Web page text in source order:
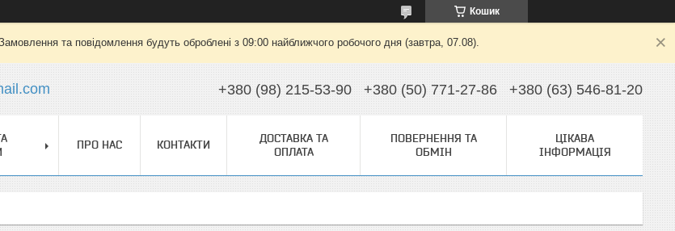
Кошик
та повідомлення будуть оброблені з 09:00 найближчого робочого дня (завтра, 07.08).
+380 (98) 215-53-90 +380 (50) 771-27-86 +380 (63) 546-81-20
ПРО НАС КОНТАКТИ
ДОСТАВКА ТА
ОПЛАТА
ПОВЕРНЕННЯ ТА
ОБМІН
ЦІКАВА
ІНФОРМАЦІЯ